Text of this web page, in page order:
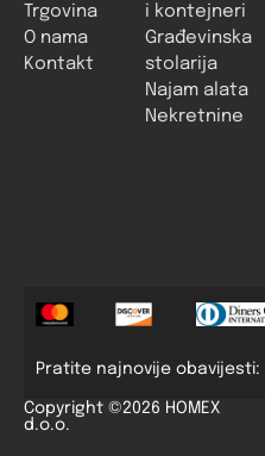
Trgovina
O nama
Kontakt
i kontejneri
Građevinska
stolarija
Najam alata
Nekretnine
Pratite najnovije obavijesti:
Copyright ©2026 HOMEX
d.o.o.